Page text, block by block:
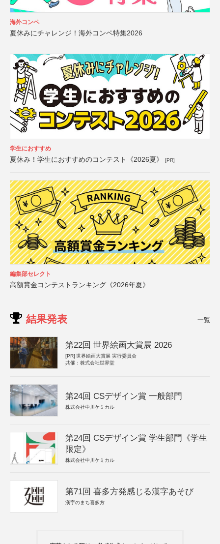
海外コンペ
夏休みにチャレンジ！海外コンペ特集2026
学生におすすめ
夏休み！学生におすすめのコンテスト《2026夏》 [PR]
編集部セレクト
高額賞金コンテストランキング《2026年夏》
結果発表 一覧
第22回 世界絵画大賞展 2026
[PR] 世界絵画大賞展 実行委員会
共催：株式会社世界堂
第24回 CSデザイン賞 一般部門
株式会社中川ケミカル
第24回 CSデザイン賞 学生部門《学生
限定》
株式会社中川ケミカル
第71回 喜多方発感じる漢字あそび
漢字のまち喜多方